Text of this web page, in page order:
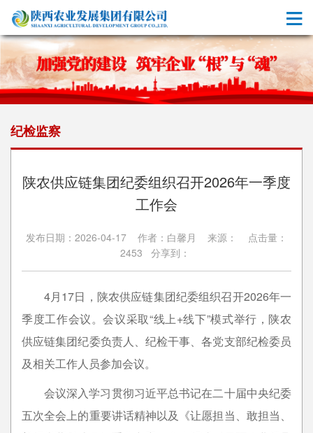
纪检监察
陕农供应链集团纪委组织召开2026年一季度
工作会
发布日期：2026-04-17 作者：白馨月 来源： 点击量：
2453 分享到：
4月17日，陕农供应链集团纪委组织召开2026年一
季度工作会议。会议采取“线上+线下”模式举行，陕农
供应链集团纪委负责人、纪检干事、各党支部纪检委员
及相关工作人员参加会议。
会议深入学习贯彻习近平总书记在二十届中央纪委
五次全会上的重要讲话精神以及《让愿担当、敢担当、